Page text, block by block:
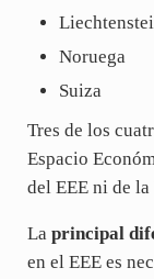
Noruega
Suiza
Tres de los
Espacio
del EEE ni de la
La principal
en el EEE es